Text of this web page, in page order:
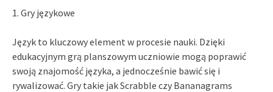
1. Gry językowe
Język to kluczowy element w procesie nauki. Dzięki
edukacyjnym grą planszowym uczniowie mogą poprawić
swoją znajomość języka, a jednocześnie bawić się i
rywalizować. Gry takie jak Scrabble czy Bananagrams